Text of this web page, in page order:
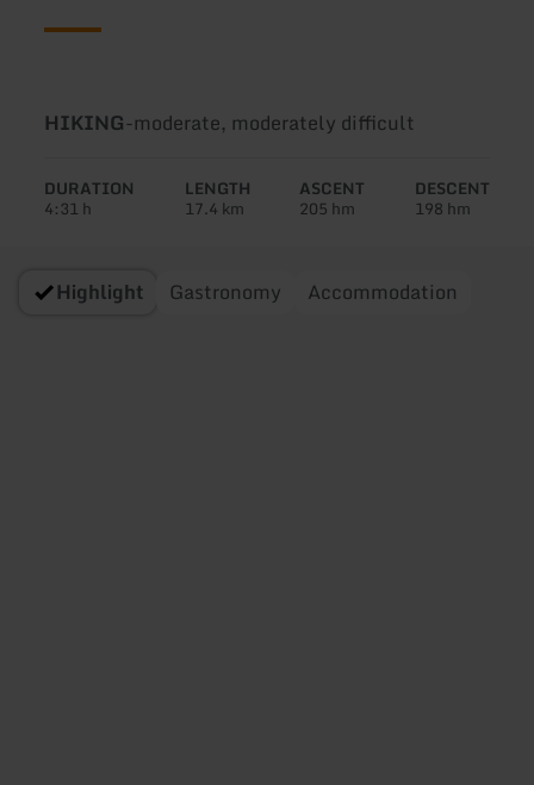
Type
tour:
HIKING-Difficulty:
moderate, moderately difficult
DURATION
4:31 h
LENGTH
17.4 km
ASCENT
205 hm
DESCENT
198 hm
Highlight Gastronomy Accommodation